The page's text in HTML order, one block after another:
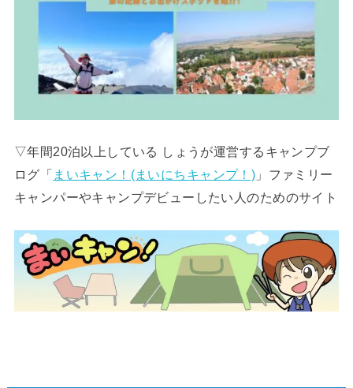
▽年間20泊以上している しょうが運営するキャンプブ
ログ「 まいキャン！(まいにちキャンプ！) 」ファミリー
キャンパーやキャンプデビューしたい人のためのサイト